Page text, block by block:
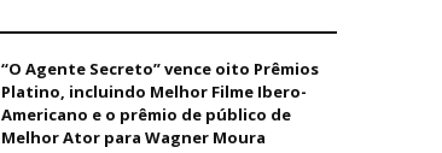
“O Agente Secreto” vence oito Prêmios
Platino, incluindo Melhor Filme Ibero-
Americano e o prêmio de público de
Melhor Ator para Wagner Moura